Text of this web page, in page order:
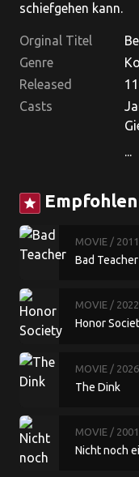
schiefgehen kann.
Orginal Titel
Genre
Released
Casts
...
star Empfohlen
MOVIE / 2011
Bad Teacher
MOVIE / 2022
Honor
MOVIE / 2026
The Dink
MOVIE / 2001
Nicht noch